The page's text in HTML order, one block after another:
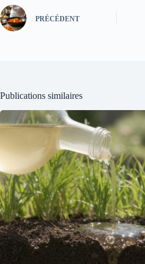
PRÉCÉDENT
Publications similaires